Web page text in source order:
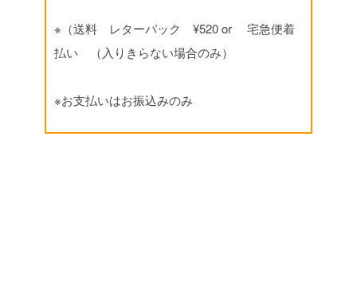
※（送料 レターパック ¥520 or 宅急便着
払い （入りきらない場合のみ）
※お支払いはお振込みのみ